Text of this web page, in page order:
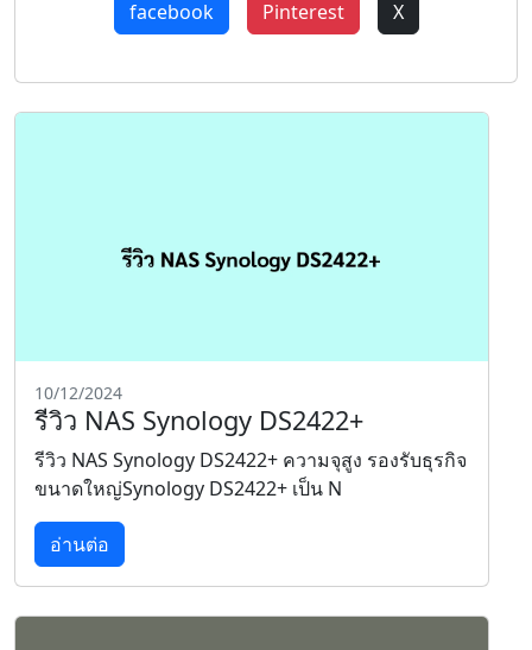
facebook Pinterest X
10/12/2024
รีวิว NAS Synology DS2422+
รีวิว NAS Synology DS2422+ ความจุสูง รองรับธุรกิจ
ขนาดใหญ่Synology DS2422+ เป็น N
อ่านต่อ